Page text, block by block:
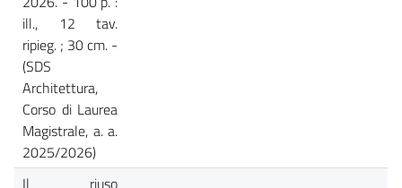
ill., 12 tav.
ripieg. ; 30 cm. -
(SDS
Architettura,
Corso di Laurea
Magistrale, a. a.
2025/2026)
Il riuso